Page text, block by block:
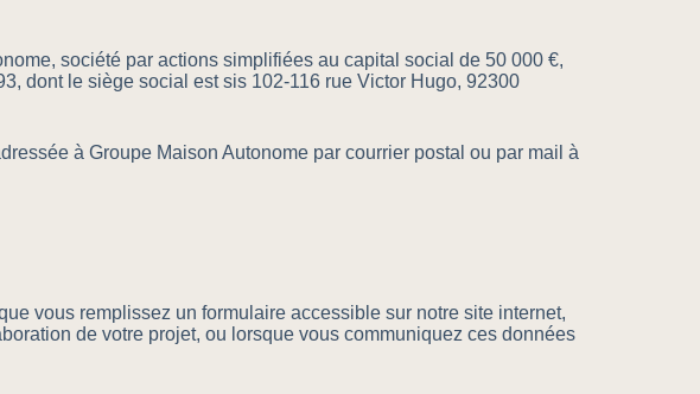
société par actions simplifiées au capital social de 50 000 €,
dont le siège social est sis 102-116 rue Victor Hugo, 92300
à Groupe Maison Autonome par courrier postal ou par mail à
vous remplissez un formulaire accessible sur notre site internet,
de votre projet, ou lorsque vous communiquez ces données